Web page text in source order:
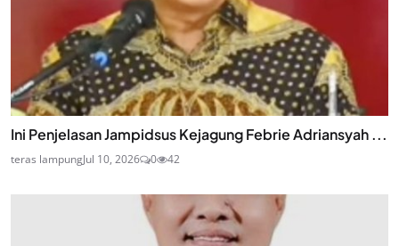
Ini Penjelasan Jampidsus Kejagung Febrie Adriansyah ...
teras lampungJul 10, 2026 0 42